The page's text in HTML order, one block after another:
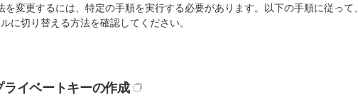
変更するには、特定の手順を実行する必要があります。以下の手順に従って、
に切り替える方法を確認してください。
イベートキーの作成